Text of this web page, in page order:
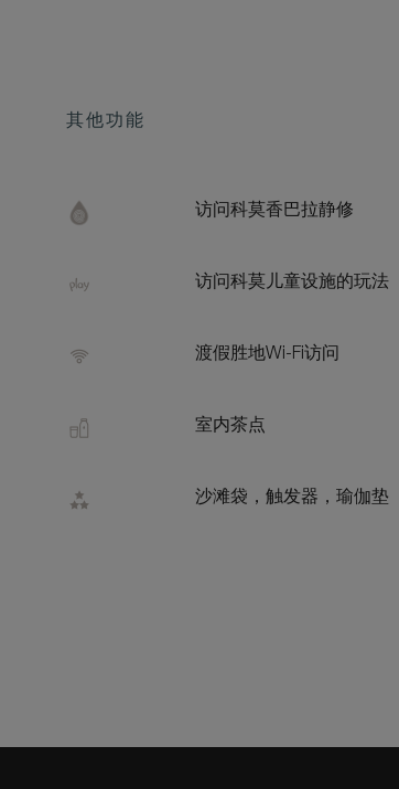
其他功能
访问科莫香巴拉静修
访问科莫儿童设施的玩法
渡假胜地Wi-Fi访问
室内茶点
沙滩袋，触发器，瑜伽垫